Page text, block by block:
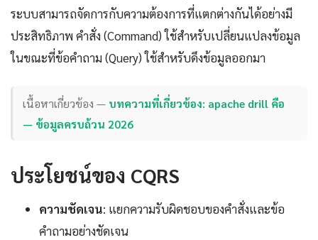
ระบบสามารถจัดการกับความต้องการที่แตกต่างกันได้อย่างมี
ประสิทธิภาพ คำสั่ง (Command) ใช้สำหรับเปลี่ยนแปลงข้อมูล
ในขณะที่ข้อคำถาม (Query) ใช้สำหรับดึงข้อมูลออกมา
เนื้อหาเกี่ยวข้อง — บทความที่เกี่ยวข้อง: apache drill คือ
— ข้อมูลครบถ้วน 2026
ประโยชน์ของ CQRS
ความชัดเจน: แยกความรับผิดชอบของคำสั่งและข้อ
คำถามอย่างชัดเจน